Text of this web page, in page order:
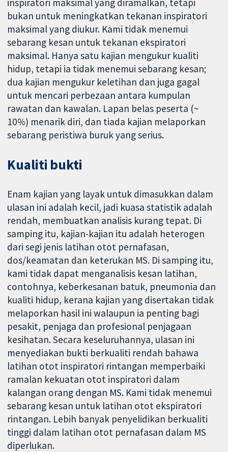
inspiratori maksimal yang diramalkan, tetapi
bukan untuk meningkatkan tekanan inspiratori
maksimal yang diukur. Kami tidak menemui
sebarang kesan untuk tekanan ekspiratori
maksimal. Hanya satu kajian mengukur kualiti
hidup, tetapi ia tidak menemui sebarang kesan;
dua kajian mengukur keletihan dan juga gagal
untuk mencari perbezaan antara kumpulan
rawatan dan kawalan. Lapan belas peserta (~
10%) menarik diri, dan tiada kajian melaporkan
sebarang peristiwa buruk yang serius.
Kualiti bukti
Enam kajian yang layak untuk dimasukkan dalam
ulasan ini adalah kecil, jadi kuasa statistik adalah
rendah, membuatkan analisis kurang tepat. Di
samping itu, kajian-kajian itu adalah heterogen
dari segi jenis latihan otot pernafasan,
dos/keamatan dan keterukan MS. Di samping itu,
kami tidak dapat menganalisis kesan latihan,
contohnya, keberkesanan batuk, pneumonia dan
kualiti hidup, kerana kajian yang disertakan tidak
melaporkan hasil ini walaupun ia penting bagi
pesakit, penjaga dan profesional penjagaan
kesihatan. Secara keseluruhannya, ulasan ini
menyediakan bukti berkualiti rendah bahawa
latihan otot inspiratori rintangan memperbaiki
ramalan kekuatan otot inspiratori dalam
kalangan orang dengan MS. Kami tidak menemui
sebarang kesan untuk latihan otot ekspiratori
rintangan. Lebih banyak penyelidikan berkualiti
tinggi dalam latihan otot pernafasan dalam MS
diperlukan.